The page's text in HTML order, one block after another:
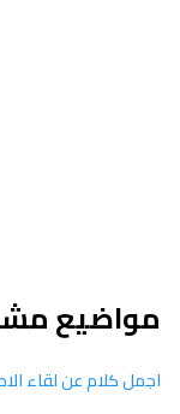
مواضيع
اجمل كلام عن لقاء